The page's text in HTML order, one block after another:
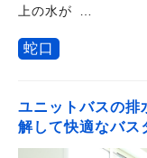
上の水が …
蛇口
ユニットバスの排
解して快適なバス